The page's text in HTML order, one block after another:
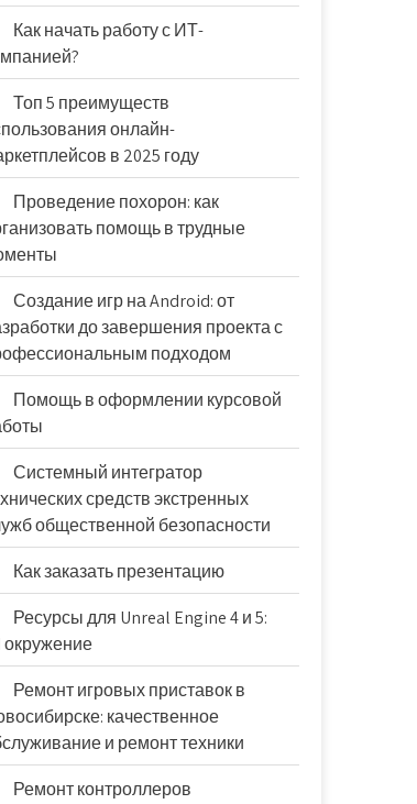
Как начать работу с ИТ-
Топ 5 преимуществ
онлайн-
в 2025 году
Проведение похорон: как
помощь в трудные
Создание игр на Android: от
до завершения проекта с
подходом
Помощь в оформлении курсовой
Системный интегратор
средств экстренных
общественной безопасности
Как заказать презентацию
Ресурсы для Unreal Engine 4 и 5:
окружение
Ремонт игровых приставок в
качественное
и ремонт техники
Ремонт контроллеров